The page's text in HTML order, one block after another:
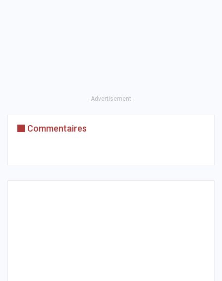
- Advertisement -
Commentaires